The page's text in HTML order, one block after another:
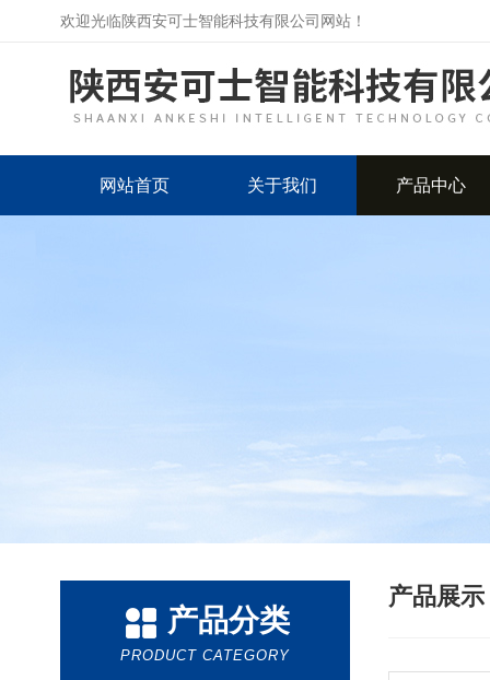
欢迎光临陕西安可士智能科技有限公司网站！
网站首页 关于我们 产品中心
产品分类
PRODUCT CATEGORY
产品展示